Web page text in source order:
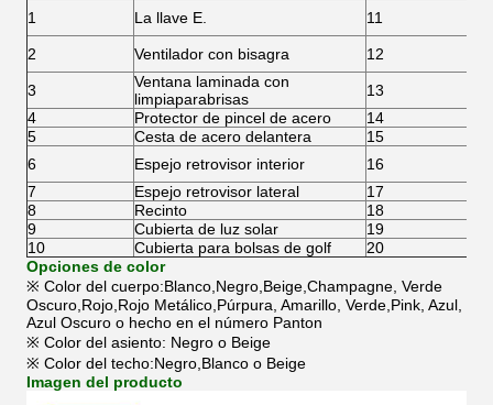
1 La llave E. 11
2
Ventilador con bisagra 12
3
Ventana laminada con
limpiaparabrisas
13
4
Protector de pincel de acero 14
5
Cesta de acero delantera 15
6
Espejo retrovisor interior 16
7
Espejo retrovisor lateral 17
8
Recinto 18
9
Cubierta de luz solar 19
10
Cubierta para bolsas de golf 20
Opciones de color
※ Color del cuerpo:Blanco,Negro,Beige,Champagne, Verde
Oscuro,Rojo,Rojo Metálico,Púrpura, Amarillo, Verde,Pink, Azul,
Azul Oscuro o hecho en el número Panton
※ Color del asiento: Negro o Beige
※ Color del techo:Negro,Blanco o Beige
Imagen del producto